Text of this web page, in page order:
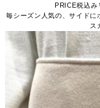
PRICE税込
毎シーズン人気の、サイド
ス